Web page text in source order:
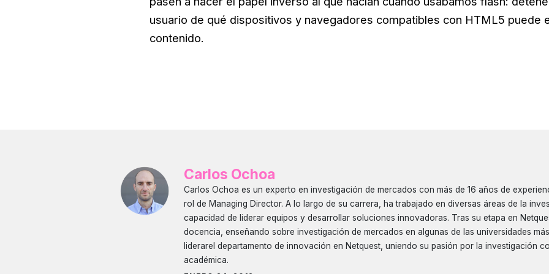
usuario de qué dispositivos y navegadores compatibles con HTML5 puede
contenido.
Carlos Ochoa
Carlos Ochoa es un experto en investigación de mercados con más de 16 años de
rol de Managing Director. A lo largo de su carrera, ha trabajado en diversas áreas de la
capacidad de liderar equipos y desarrollar soluciones innovadoras. Tras su etapa en
docencia, enseñando sobre investigación de mercados en algunas de las universidades
liderarel departamento de innovación en Netquest, uniendo su pasión por la investigación
académica.